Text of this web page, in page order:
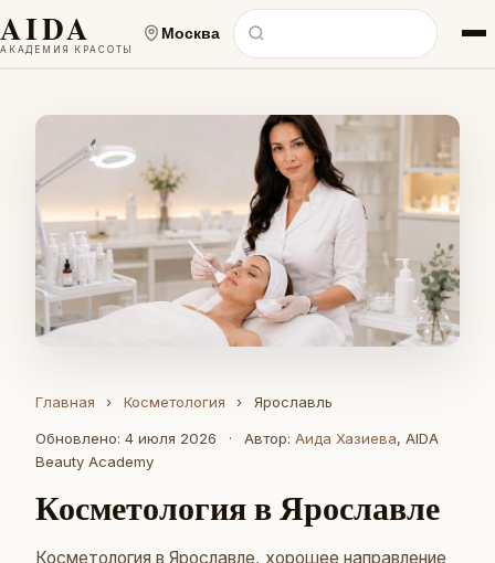
AIDA
АКАДЕМИЯ КРАСОТЫ
Москва
Главная › Косметология › Ярославль
Обновлено: 4 июля 2026 · Автор:Аида Хазиева, AIDA
Beauty Academy
Косметология в Ярославле
Косметология в Ярославле, хорошее направление